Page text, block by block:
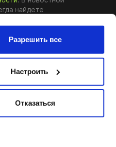
Разрешить все
Настроить
Отказаться
найдете
Подписаться